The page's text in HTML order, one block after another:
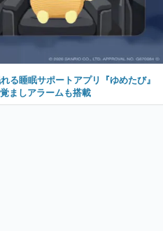
る睡眠サポートアプリ『ゆめたび』
ましアラームも搭載